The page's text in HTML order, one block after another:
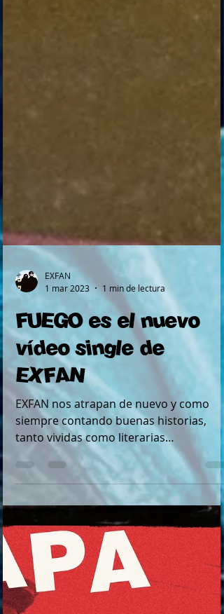
EXFAN
FUEGO es el nuevo
vídeo single de
EXFAN
EXFAN nos atrapan de nuevo y como
siempre contando buenas historias,
tanto vividas como literarias
mezclandolas con tino y haciendonos...